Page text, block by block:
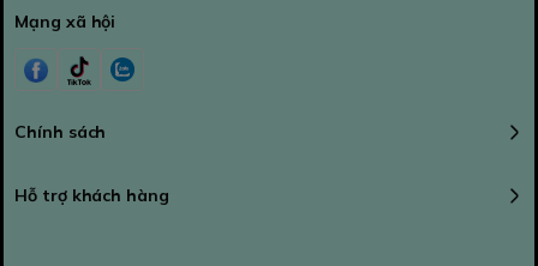
Mạng xã hội
Chính sách
Hỗ trợ khách hàng